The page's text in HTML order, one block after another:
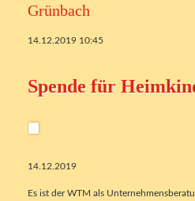
Grünbach
14.12.2019 10:45
Spende für
14.12.2019
Es ist der WTM als